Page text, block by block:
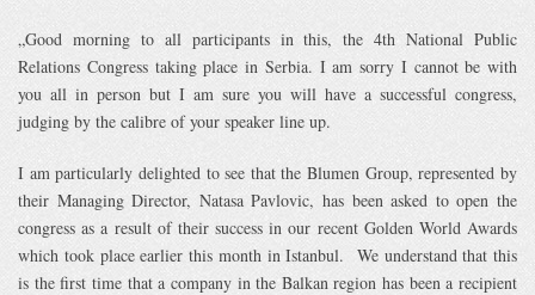
„Good morning to all participants in this, the 4th National Public
Relations Congress taking place in Serbia. I am sorry I cannot be with
you all in person but I am sure you will have a successful congress,
judging by the calibre of your speaker line up.
I am particularly delighted to see that the Blumen Group, represented by
their Managing Director, Natasa Pavlovic, has been asked to open the
congress as a result of their success in our recent Golden World Awards
which took place earlier this month in Istanbul. We understand that this
is the first time that a company in the Balkan region has been a recipient